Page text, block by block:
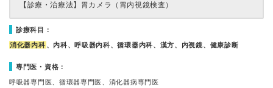
【診療・治療法】 胃カメラ（胃内視鏡検査）
診療科目：
消化器内科 、内科、呼吸器内科、循環器内科、漢方、内視鏡、健康診断
専門医・資格：
呼吸器専門医、循環器専門医、消化器病専門医